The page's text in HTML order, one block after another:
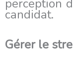
perception
candidat.
Gérer le